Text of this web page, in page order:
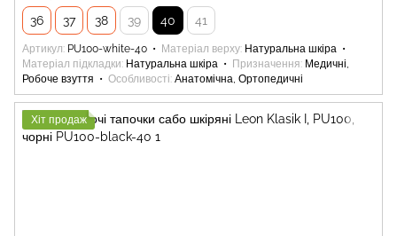
36 37 38 39 40 41
Артикул PU100-white-40 Матеріал верху Натуральна шкіра
Матеріал підкладки Натуральна шкіра Призначення Медичні,
Робоче взуття
Особливості Анатомічна, Ортопедичні
Хіт продаж